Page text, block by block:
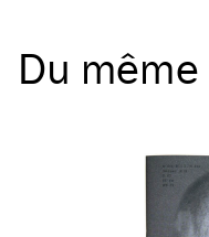
Du même